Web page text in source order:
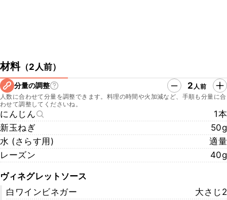
材料（2人前）
分量の調整 2 人前
人数に合わせて分量を調整できます。料理の時間や火加減など、手順も分量に合
わせて調整してくださいね。
にんじん
1本
新玉ねぎ
50g
水 (さらす用)
適量
レーズン
40g
ヴィネグレットソース
白ワインビネガー
大さじ2